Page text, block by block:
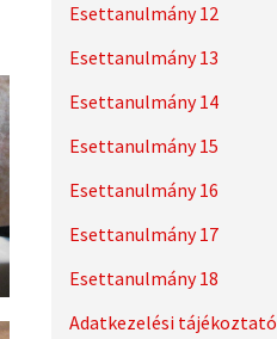
Esettanulmány 12
Esettanulmány 13
Esettanulmány 14
Esettanulmány 15
Esettanulmány 16
Esettanulmány 17
Esettanulmány 18
Adatkezelési tájékoztató